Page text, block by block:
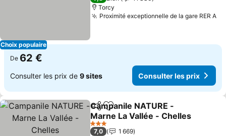
Choix populaire
Torcy
Proximité exceptionnelle de la gare RER A
De 62 €
Consulter les prix de 9 sites Consulter les prix
PartagerAjouter à mes favoris
Campanile NATURE -
Marne La Vallée - Chelles
3 Étoiles
7,0
1 669